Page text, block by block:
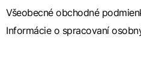
Všeobecné obchodné
Informácie o spracovaní